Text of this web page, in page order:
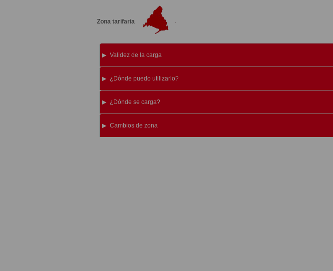
Zona tarifaria
Validez de la carga
¿Dónde puedo utilizarlo?
¿Dónde se carga?
Cambios de zona